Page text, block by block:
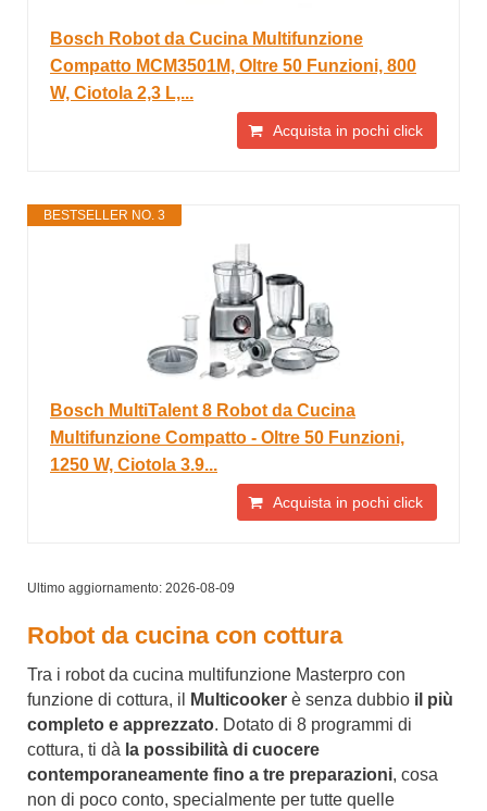
Bosch Robot da Cucina Multifunzione
Compatto MCM3501M, Oltre 50 Funzioni, 800
W, Ciotola 2,3 L,...
Acquista in pochi click
BESTSELLER NO. 3
Bosch MultiTalent 8 Robot da Cucina
Multifunzione Compatto - Oltre 50 Funzioni,
1250 W, Ciotola 3.9...
Acquista in pochi click
Ultimo aggiornamento: 2026-08-09
Robot da cucina con cottura
Tra i robot da cucina multifunzione Masterpro con
funzione di cottura, il
Multicooker è senza dubbio il più
completo e apprezzato. Dotato di 8 programmi di
cottura, ti dà la possibilità di cuocere
contemporaneamente fino a tre preparazioni, cosa
non di poco conto, specialmente per tutte quelle